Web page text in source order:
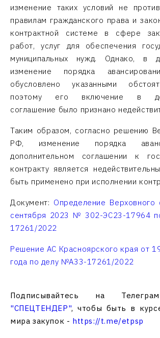
изменение таких условий не
правилам гражданского права и
контрактной системе в сфере
работ, услуг для обеспечения
муниципальных нужд. Однако, в
изменение порядка
обусловлено указанными
поэтому его включение в
соглашение было признано
Таким образом, согласно решению
РФ, изменение порядка
дополнительном соглашении к
контракту является
быть применено при исполнении
Документ: Определение
сентября 2023 № 302-ЭС23-17964
17261/2022
Решение АС Красноярского края от
года по делу №А33-17261/2022
Подписывайтесь на
"СПЕЦТЕНДЕР", чтобы быть в
мира закупок - https://t.me/etpsp